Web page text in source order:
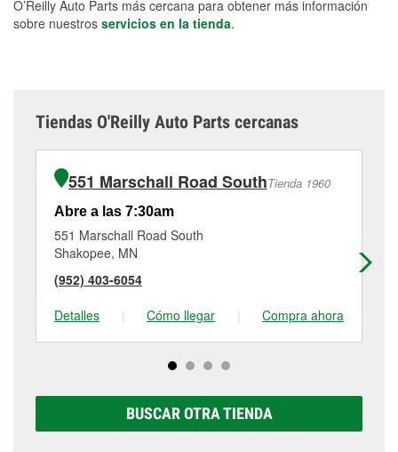
O’Reilly Auto Parts más cercana para obtener más información
sobre nuestros servicios en la tienda.
Tiendas O'Reilly Auto Parts cercanas
551 Marschall Road SouthTienda 1960
Abre a las 7:30am
551 Marschall Road South
Shakopee, MN
(952) 403-6054
Detalles
| Cómo llegar | Compra ahora
BUSCAR OTRA TIENDA